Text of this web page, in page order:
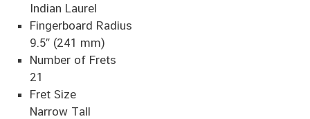
Indian Laurel
Fingerboard Radius
9.5″ (241 mm)
Number of Frets
21
Fret Size
Narrow Tall